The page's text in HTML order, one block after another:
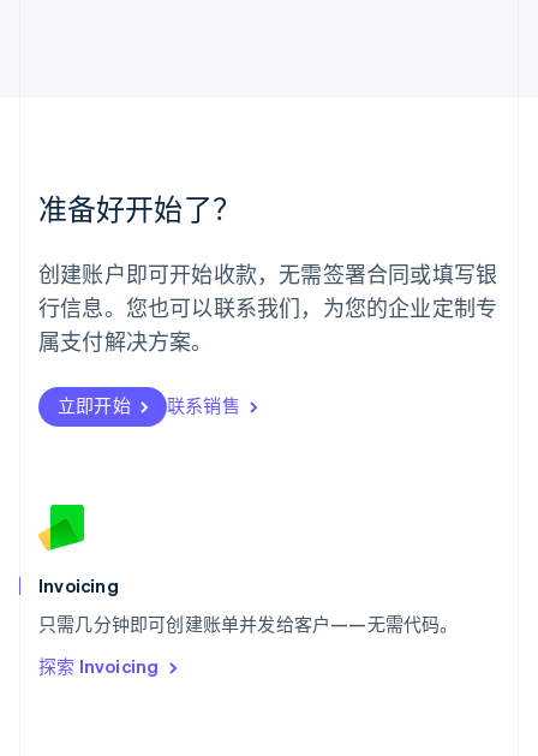
准备好开始了？
创建账户即可开始收款，无需签署合同或填写银
行信息。您也可以联系我们，为您的企业定制专
属支付解决方案。
立即开始 联系销售
Invoicing
只需几分钟即可创建账单并发给客户——无需代码。
探索 Invoicing
English
葡萄牙
日本
日本語 English
瑞典
SvenskaEnglish
Deutsch FrançaisItaliano English
塞浦路斯
English
ไทยEnglish
希腊
English
西班牙